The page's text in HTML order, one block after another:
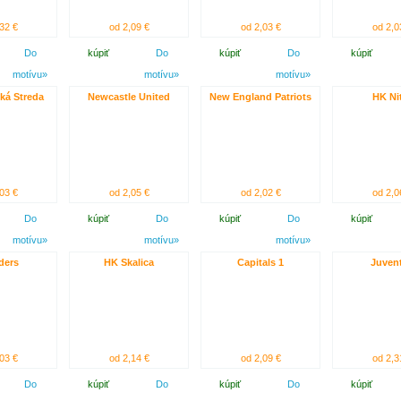
€
Do
motívu»
od 2,09 €
kúpiť
Do
motívu»
od 2,03 €
kúpiť
Do
motívu»
od
kúpiť
Streda
€
Do
motívu»
Newcastle United
od 2,05 €
kúpiť
Do
motívu»
New England Patriots
od 2,02 €
kúpiť
Do
motívu»
HK
od
kúpiť
€
Do
HK Skalica
od 2,14 €
kúpiť
Do
Capitals 1
od 2,09 €
kúpiť
Do
od
kúpiť